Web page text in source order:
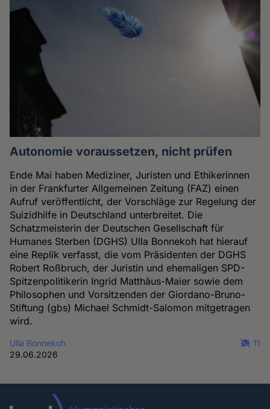
Autonomie voraussetzen, nicht prüfen
Ende Mai haben Mediziner, Juristen und Ethikerinnen
in der Frankfurter Allgemeinen Zeitung (FAZ) einen
Aufruf veröffentlicht, der Vorschläge zur Regelung der
Suizidhilfe in Deutschland unterbreitet. Die
Schatzmeisterin der Deutschen Gesellschaft für
Humanes Sterben (DGHS) Ulla Bonnekoh hat hierauf
eine Replik verfasst, die vom Präsidenten der DGHS
Robert Roßbruch, der Juristin und ehemaligen SPD-
Spitzenpolitikerin Ingrid Matthäus-Maier sowie dem
Philosophen und Vorsitzenden der Giordano-Bruno-
Stiftung (gbs) Michael Schmidt-Salomon mitgetragen
wird.
Ulla Bonnekoh
29.06.2026
11